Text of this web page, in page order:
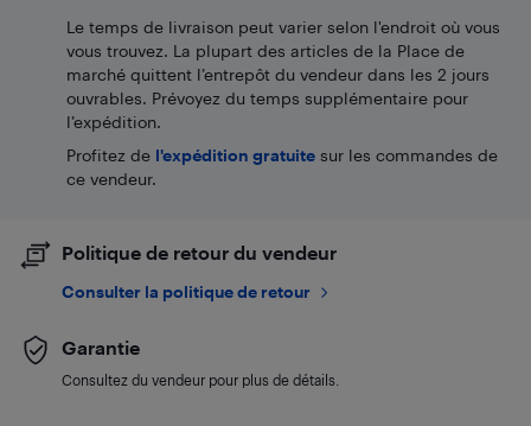
Le temps de livraison peut varier selon l'endroit où vous
vous trouvez. La plupart des articles de la Place de
marché quittent l’entrepôt du vendeur dans les 2 jours
ouvrables. Prévoyez du temps supplémentaire pour
l’expédition.
Profitez de l'expédition gratuite sur les commandes de
ce vendeur.
Politique de retour du vendeur
Consulter la politique de retour
Garantie
Consultez du vendeur pour plus de détails.